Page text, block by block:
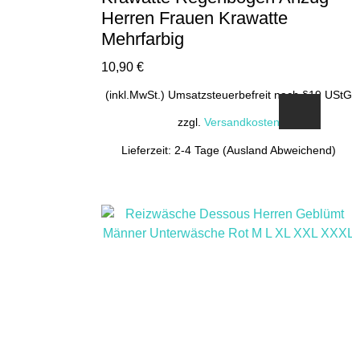
Herren Frauen Krawatte
Mehrfarbig
10,90 €
(inkl.MwSt.) Umsatzsteuerbefreit nach §19 UStG
zzgl. Versandkosten
Lieferzeit: 2-4 Tage (Ausland Abweichend)